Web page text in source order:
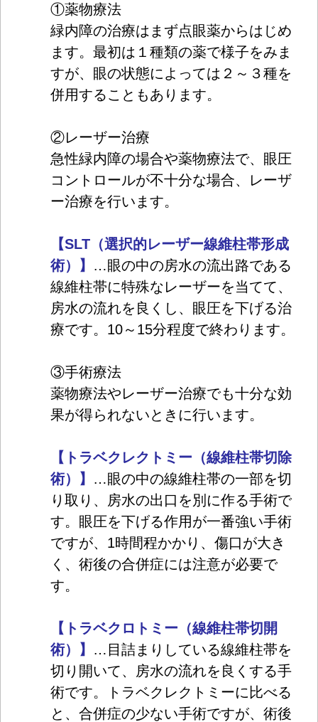
①薬物療法
緑内障の治療はまず点眼薬からはじめ
ます。最初は１種類の薬で様子をみま
すが、眼の状態によっては２～３種を
併用することもあります。
②レーザー治療
急性緑内障の場合や薬物療法で、眼圧
コントロールが不十分な場合、レーザ
ー治療を行います。
【SLT（選択的レーザー線維柱帯形成
術）】 …眼の中の房水の流出路である
線維柱帯に特殊なレーザーを当てて、
房水の流れを良くし、眼圧を下げる治
療です。10～15分程度で終わります。
③手術療法
薬物療法やレーザー治療でも十分な効
果が得られないときに行います。
【トラベクレクトミー（線維柱帯切除
術）】 …眼の中の線維柱帯の一部を切
り取り、房水の出口を別に作る手術で
す。眼圧を下げる作用が一番強い手術
ですが、1時間程かかり、傷口が大き
く、術後の合併症には注意が必要で
す。
【トラベクロトミー（線維柱帯切開
術）】 …目詰まりしている線維柱帯を
切り開いて、房水の流れを良くする手
術です。トラベクレクトミーに比べる
と、合併症の少ない手術ですが、術後